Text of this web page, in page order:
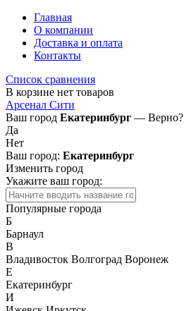
Главная
О компании
Доставка и оплата
Контакты
Список сравнения
В корзине нет товаров
Арсенал Сити
Ваш город Екатеринбург — Верно?
Да
Нет
Ваш город: Екатеринбург
Изменить город
Укажите ваш город:
Популярные города
Б
Барнаул
В
Владивосток Волгоград Воронеж
Е
Екатеринбург
И